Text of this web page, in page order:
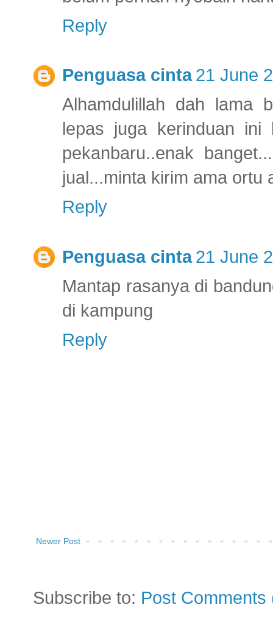
Reply
Penguasa cinta 21 June
Alhamdulillah dah lama
lepas juga kerinduan
pekanbaru..enak
jual...minta kirim ama ortu
Reply
Penguasa cinta 21 June
Mantap rasanya di
di kampung
Reply
Newer Post
Subscribe to: Post Comments